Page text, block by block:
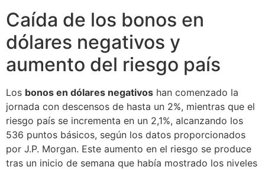
Caída de los bonos en
dólares negativos y
aumento del riesgo país
Los bonos en dólares negativos han comenzado la
jornada con descensos de hasta un 2%, mientras que el
riesgo país se incrementa en un 2,1%, alcanzando los
536 puntos básicos, según los datos proporcionados
por J.P. Morgan. Este aumento en el riesgo se produce
tras un inicio de semana que había mostrado los niveles